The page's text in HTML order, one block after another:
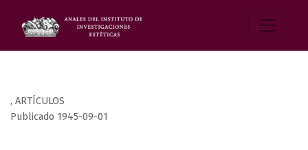
, ARTÍCULOS
Publicado 1945-09-01